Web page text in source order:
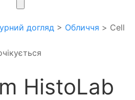
догляд > Обличчя > Cell
HistoLab